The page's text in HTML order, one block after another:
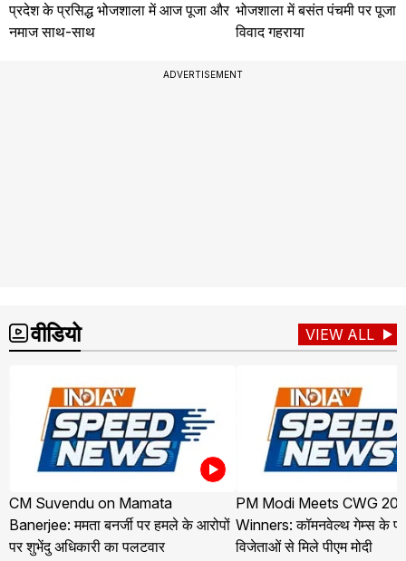
प्रदेश के प्रसिद्ध भोजशाला में आज पूजा और
नमाज साथ-साथ
भोजशाला में बसंत पंचमी पर
विवाद गहराया
ADVERTISEMENT
वीडियो VIEW ALL
CM Suvendu on Mamata
Banerjee: ममता बनर्जी पर हमले के आरोपों
पर शुभेंदु अधिकारी का पलटवार
PM Modi Meets CWG
Winners: कॉमनवेल्थ गेम्स के
विजेताओं से मिले पीएम मोदी